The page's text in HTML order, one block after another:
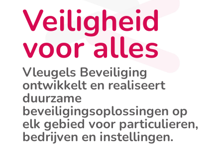
Veiligheid
voor alles
Vleugels Beveiliging
ontwikkelt en realiseert
duurzame
beveiligingsoplossingen op
elk gebied voor particulieren,
bedrijven en instellingen.